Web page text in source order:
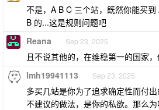
不是，A B C 三个站，既然你能买
B 的...这是规则问题吧
Reana Sep 23, 2025
且不说其他的，在维稳第一的国家
lmh19941113 Sep 23, 2025
多买几站是你为了追求确定性而付
不建议的做法，是你的私欲。那么